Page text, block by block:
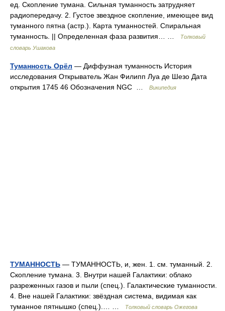
ед. Скопление тумана. Сильная туманность затрудняет
радиопередачу. 2. Густое звездное скопление, имеющее вид
туманного пятна (астр.). Карта туманностей. Спиральная
туманность. || Определенная фаза развития… …
Толковый
словарь Ушакова
Туманность Орёл — Диффузная туманность История
исследования Открыватель Жан Филипп Луа де Шезо Дата
открытия 1745 46 Обозначения NGC …
Википедия
ТУМАННОСТЬ — ТУМАННОСТЬ, и, жен. 1. см. туманный. 2.
Скопление тумана. 3. Внутри нашей Галактики: облако
разреженных газов и пыли (спец.). Галактические туманности.
4. Вне нашей Галактики: звёздная система, видимая как
туманное пятнышко (спец.).… …
Толковый словарь Ожегова